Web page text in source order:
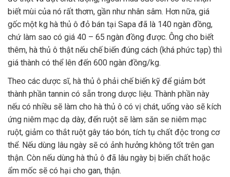
biết mùi của nó rất thơm, gần như nhân sâm. Hơn nữa, giá
gốc một kg hà thủ ô đỏ bán tại Sapa đã là 140 ngàn đồng,
chứ làm sao có giá 40 – 65 ngàn đồng được. Ông cho biết
thêm, hà thủ ô thật nếu chế biến đúng cách (khá phức tạp) thì
giá thành có thể lên đến 600 ngàn đồng/kg.
Theo các dược sĩ, hà thủ ô phải chế biến kỹ để giảm bớt
thành phần tannin có sẵn trong dược liệu. Thành phần này
nếu có nhiều sẽ làm cho hà thủ ô có vị chát, uống vào sẽ kích
ứng niêm mạc dạ dày, đến ruột sẽ làm săn se niêm mạc
ruột, giảm co thắt ruột gây táo bón, tích tụ chất độc trong cơ
thể. Nếu dùng lâu ngày sẽ có ảnh hưởng không tốt trên gan
thận. Còn nếu dùng hà thủ ô đã lâu ngày bị biến chất hoặc
ẩm mốc sẽ có hại cho gan, thận.